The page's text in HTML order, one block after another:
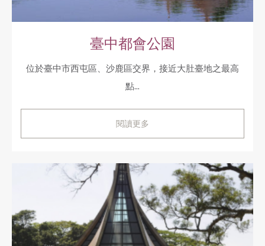
臺中都會公園
位於臺中市西屯區、沙鹿區交界，接近大肚臺地之最高
點...
閱讀更多